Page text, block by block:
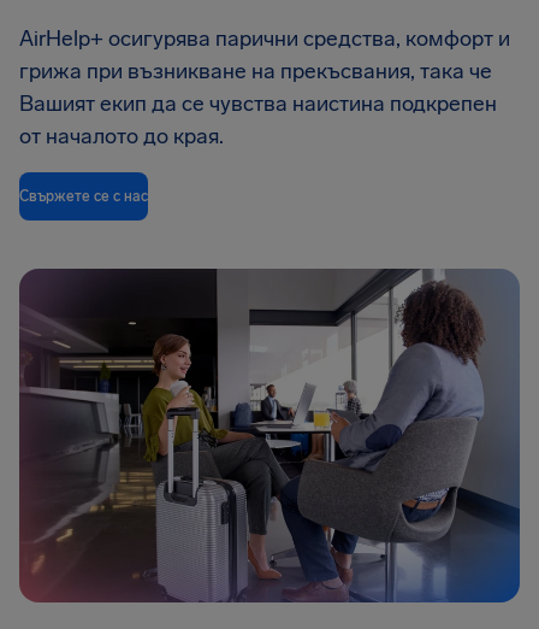
AirHelp+ осигурява парични средства, комфорт и
грижа при възникване на прекъсвания, така че
Вашият екип да се чувства наистина подкрепен
от началото до края.
Свържете се с нас